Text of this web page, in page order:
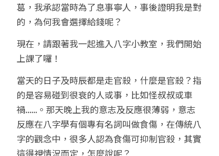
葛，我承認當時為了息事寧人，事後證明我是對
的，為何我會選擇給錢呢？
現在，請跟著我一起進入八字小教室，我們開始
上課了囉！
當天的日子及時辰都是走官殺，什麼是官殺？指
的是容易碰到很衰的人或事，比如怪叔叔或車
禍......。那天晚上我的意志及反應很薄弱，意志
反應在八字學有個專有名詞叫做食傷，在傳統八
字的觀念中，很多人認為食傷可抑制官殺，其實
這得視情況而定，怎麼說呢？